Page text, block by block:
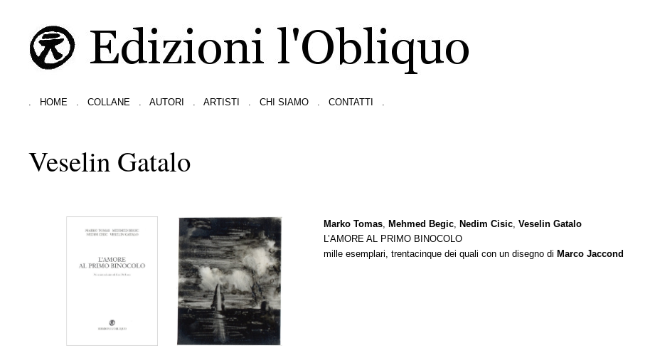
. HOME . COLLANE . AUTORI . ARTISTI . CHI SIAMO . CONTATTI .
Veselin Gatalo
Marko Tomas, Mehmed Begic, Nedim Cisic, Veselin Gatalo
L’AMORE AL PRIMO BINOCOLO
mille esemplari, trentacinque dei quali con un disegno di Marco Jaccond